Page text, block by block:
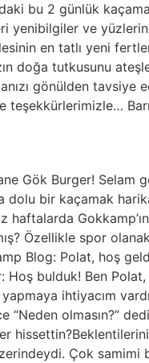
bu 2 günlük
yenibilgiler ve
en tatlı yeni
doğa tutkusunu
gönülden tavsiye
Gök Burger! Selam
bir kaçamak
haftalarda
Özellikle spor
Blog: Polat, hoş
bulduk! Ben
ihtiyacım
olmasın?”
Çok